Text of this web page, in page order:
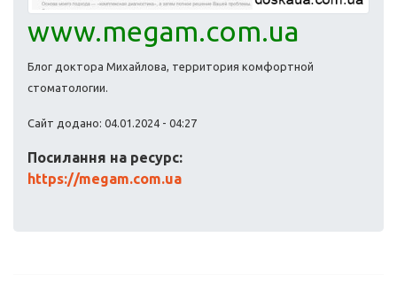
www.megam.com.ua
Блог доктора Михайлова, территория комфортной
стоматологии.
Сайт додано: 04.01.2024 - 04:27
Посилання на ресурс:
https://megam.com.ua